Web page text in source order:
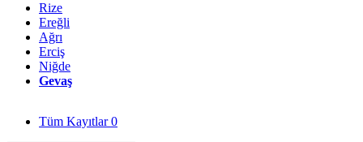
Rize
Ereğli
Ağrı
Erciş
Niğde
Gevaş
Tüm Kayıtlar0